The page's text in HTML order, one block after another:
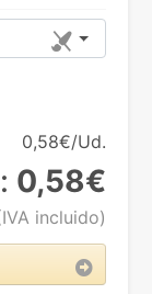
0,58€/Ud.
0,58€
incluido)